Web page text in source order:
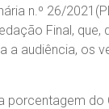
n.º 26/
Final,
a audiência, os
porcentagem